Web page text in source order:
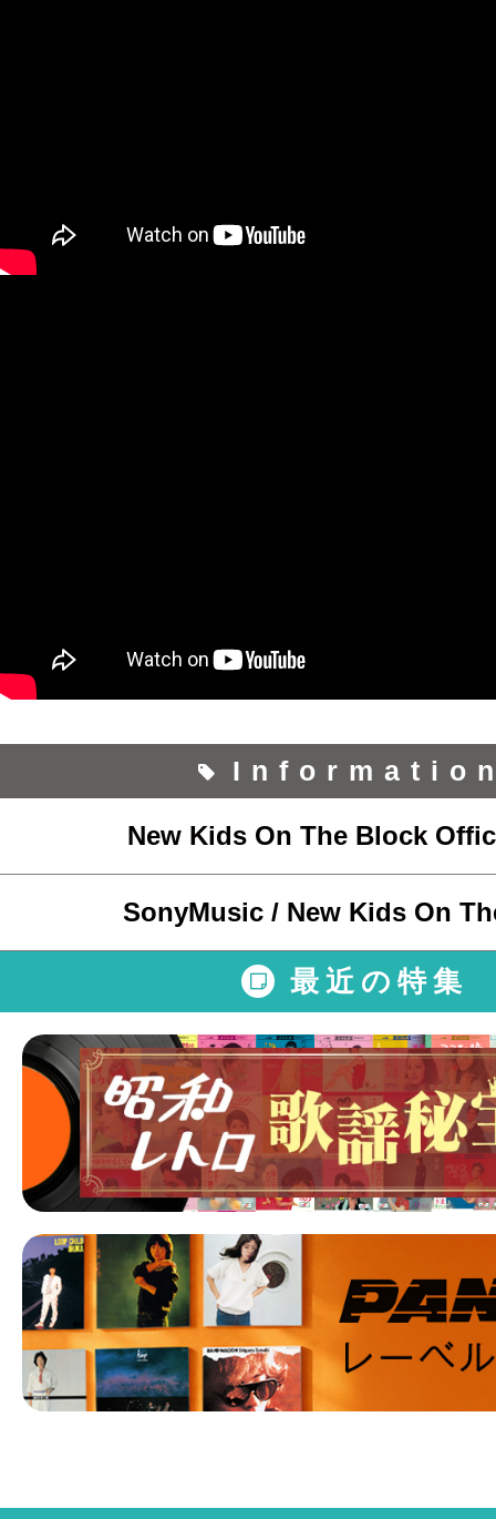
New Kids On The Block
SonyMusic / New Kids On
最近の特集